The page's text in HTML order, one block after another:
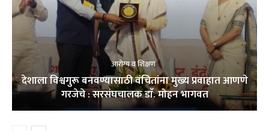
आरोग्य व शिक्षण
देशाला विश्वगुरू बनवण्यासाठी वंचितांना मुख्य प्रवाहात आणणे
गरजेचे : सरसंघचालक डाॅ. मोहन भागवत